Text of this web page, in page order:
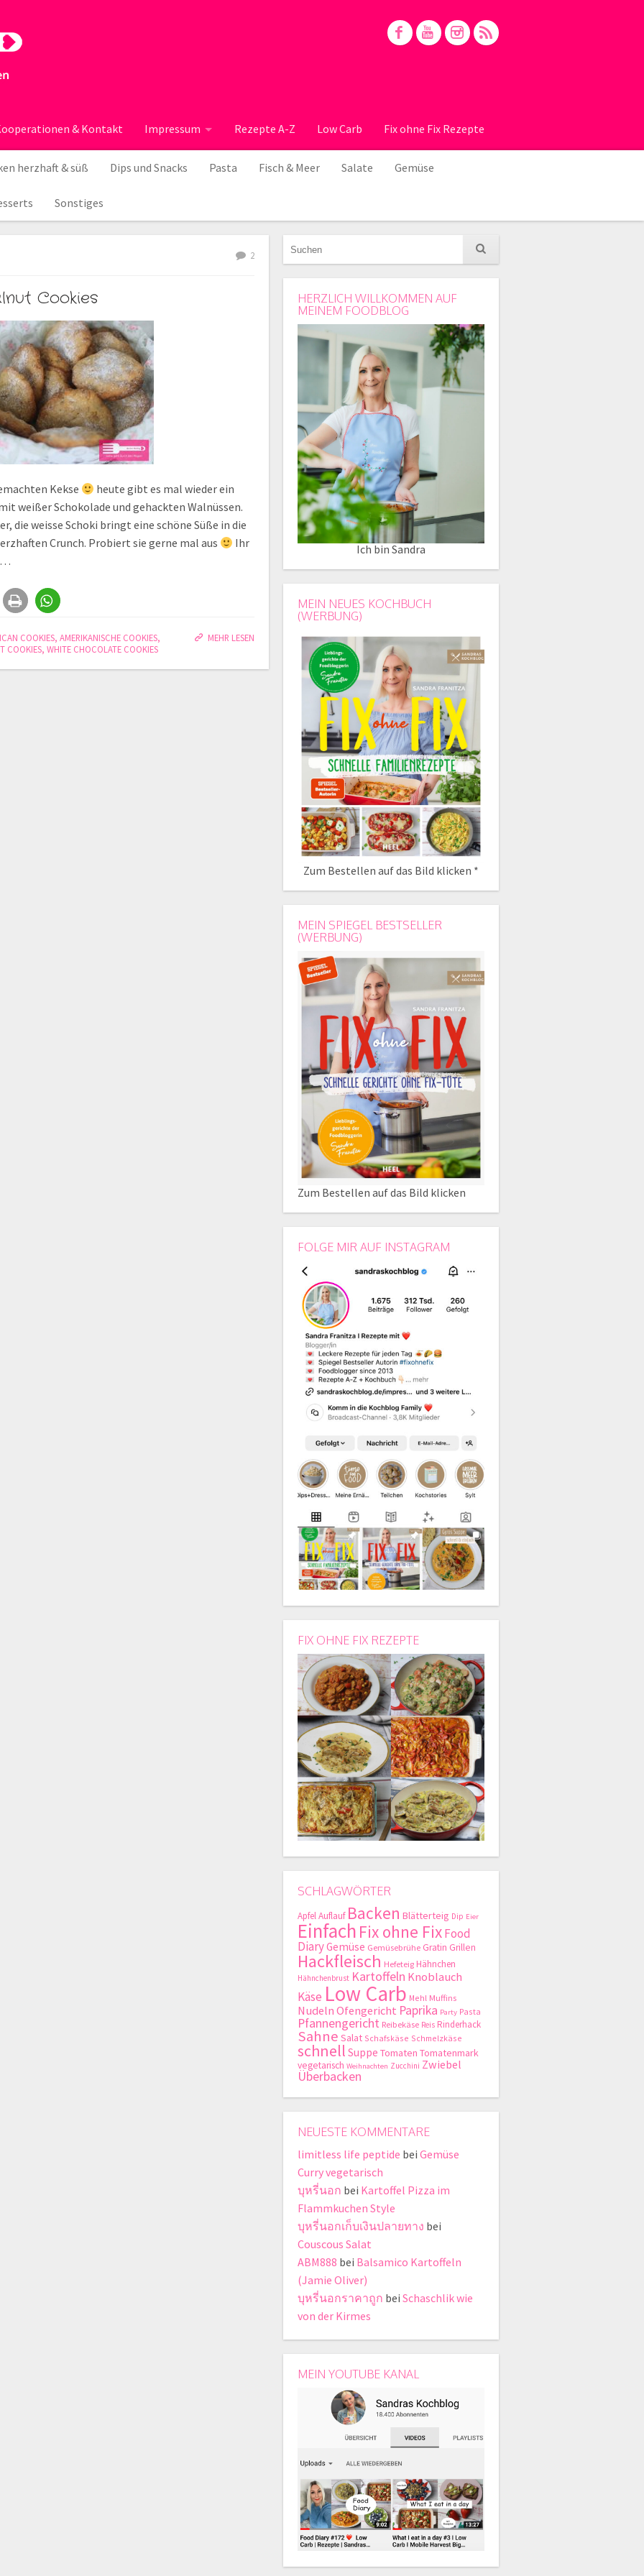
& Kontakt Impressum Rezepte A-Z Low Carb Fix ohne Fix Rezepte
herzhaft & süß Dips und Snacks Pasta Fisch & Meer Salate Gemüse
Sonstiges
2
Cookies
Kekse
heute gibt es mal wieder ein
weißer Schokolade und gehackten Walnüssen.
die weisse Schoki bringt eine schöne Süße in die
Crunch. Probiert sie gerne mal aus
Ihr
MEHR LESEN
COOKIES,AMERIKANISCHE COOKIES,
COOKIES, WHITE CHOCOLATE COOKIES
HERZLICH WILLKOMMEN AUF
MEINEM FOODBLOG
Ich bin Sandra
MEIN NEUES KOCHBUCH
(WERBUNG)
Zum Bestellen auf das Bild klicken *
MEIN SPIEGEL BESTSELLER
(WERBUNG)
Zum Bestellen auf das Bild klicken
FOLGE MIR AUF INSTAGRAM
FIX OHNE FIX REZEPTE
SCHLAGWÖRTER
ApfelAuflauf Backen Blätterteig Dip Eier
Einfach Fix ohne FixFood
DiaryGemüse Gemüsebrühe Gratin Grillen
Hackfleisch Hefeteig Hähnchen
Hähnchenbrust Kartoffeln Knoblauch
Käse Low Carb Mehl Muffins
NudelnOfengericht Paprika Party Pasta
Pfannengericht Reibekäse Reis Rinderhack
Sahne Salat Schafskäse Schmelzkäse
schnell Suppe Tomaten Tomatenmark
vegetarisch Weihnachten Zucchini Zwiebel
Überbacken
NEUESTE KOMMENTARE
limitless life peptide bei Gemüse
Curry vegetarisch
บุหรี่นอก bei Kartoffel Pizza im
Flammkuchen Style
บุหรี่นอกเก็บเงินปลายทาง bei
Couscous Salat
ABM888 bei Balsamico Kartoffeln
(Jamie Oliver)
บุหรี่นอกราคาถูก bei Schaschlik wie
von der Kirmes
MEIN YOUTUBE KANAL